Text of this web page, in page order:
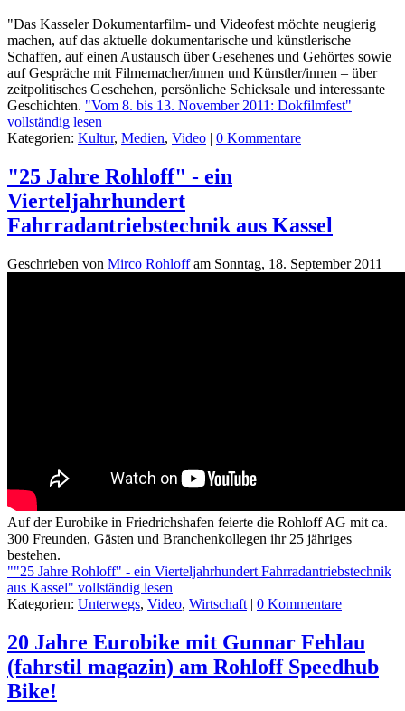
"Das Kasseler Dokumentarfilm- und Videofest möchte neugierig
machen, auf das aktuelle dokumentarische und künstlerische
Schaffen, auf einen Austausch über Gesehenes und Gehörtes sowie
auf Gespräche mit Filmemacher/innen und Künstler/innen – über
zeitpolitisches Geschehen, persönliche Schicksale und interessante
Geschichten. "Vom 8. bis 13. November 2011: Dokfilmfest"
vollständig lesen
Kategorien: Kultur, Medien, Video | 0 Kommentare
"25 Jahre Rohloff" - ein
Vierteljahrhundert
Fahrradantriebstechnik aus Kassel
Geschrieben von Mirco Rohloffam Sonntag, 18. September 2011
Auf der Eurobike in Friedrichshafen feierte die Rohloff AG mit ca.
300 Freunden, Gästen und Branchenkollegen ihr 25 jähriges
bestehen.
""25 Jahre Rohloff" - ein Vierteljahrhundert Fahrradantriebstechnik
aus Kassel" vollständig lesen
Kategorien: Unterwegs, Video, Wirtschaft | 0 Kommentare
20 Jahre Eurobike mit Gunnar Fehlau
(fahrstil magazin) am Rohloff Speedhub
Bike!